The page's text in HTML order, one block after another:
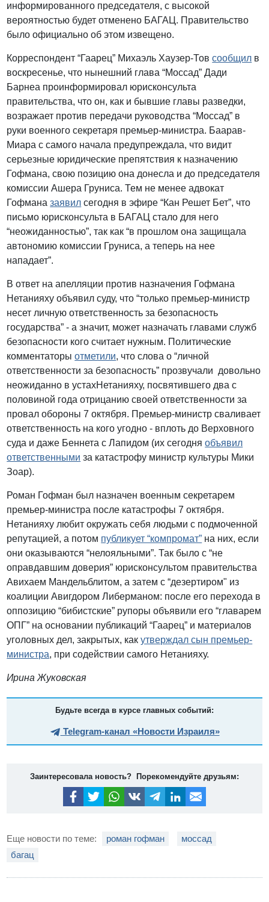
информированного председателя, с высокой
вероятностью будет отменено БАГАЦ. Правительство
было официально об этом извещено.
Корреспондент “Гаарец” Михаэль Хаузер-Товсообщил в
воскресенье, что нынешний глава “Моссад” Дади
Барнеа проинформировал юрисконсульта
правительства, что он, как и бывшие главы разведки,
возражает против передачи руководства “Моссад” в
руки военного секретаря премьер-министра. Баарав-
Миара с самого начала предупреждала, что видит
серьезные юридические препятствия к назначению
Гофмана, свою позицию она донесла и до председателя
комиссии Ашера Груниса. Тем не менее адвокат
Гофманазаявил сегодня в эфире “Кан Решет Бет”, что
письмо юрисконсульта в БАГАЦ стало для него
“неожиданностью”, так как “в прошлом она защищала
автономию комиссии Груниса, а теперь на нее
нападает”.
В ответ на апелляции против назначения Гофмана
Нетанияху объявил суду, что “только премьер-министр
несет личную ответственность за безопасность
государства” - а значит, может назначать главами служб
безопасности кого считает нужным. Политические
комментаторыотметили, что слова о “личной
ответственности за безопасность” прозвучали довольно
неожиданно в устахНетанияху, посвятившего два с
половиной года отрицанию своей ответственности за
провал обороны 7 октября. Премьер-министр сваливает
ответственность на кого угодно - вплоть до Верховного
суда и даже Беннета с Лапидом (их сегодняобъявил
ответственными за катастрофу министр культуры Мики
Зоар).
Роман Гофман был назначен военным секретарем
премьер-министра после катастрофы 7 октября.
Нетанияху любит окружать себя людьми с подмоченной
репутацией, а потом публикует “компромат” на них, если
они оказываются “нелояльными”. Так было с “не
оправдавшим доверия” юрисконсультом правительства
Авихаем Мандельблитом, а затем с “дезертиром" из
коалиции Авигдором Либерманом: после его перехода в
оппозицию “бибистские” рупоры объявили его “главарем
ОПГ” на основании публикаций “Гаарец” и материалов
уголовных дел, закрытых, какутверждал сын премьер-
министра, при содействии самого Нетанияху.
Ирина Жуковская
Будьте всегда в курсе главных событий:
Telegram-канал «Новости Израиля»
Заинтересовала новость? Порекомендуйте друзьям:
Еще новости по теме: роман гофман
моссад
багац